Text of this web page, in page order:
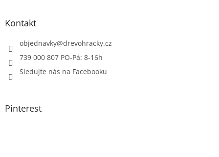
Kontakt
objednavky@drevohracky.cz
739 000 807 PO-Pá: 8-16h
Sledujte nás na Facebooku
Pinterest